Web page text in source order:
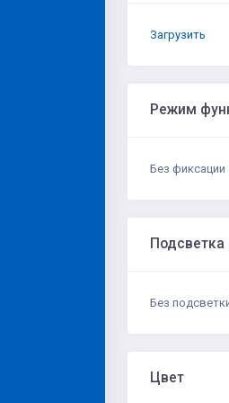
Загрузить
Режим
Без фиксации
Подсветка
Без
Цвет